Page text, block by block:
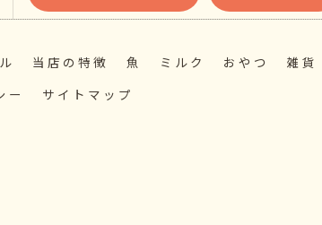
当店の特徴 魚 ミルク おやつ 雑貨
ー サイトマップ